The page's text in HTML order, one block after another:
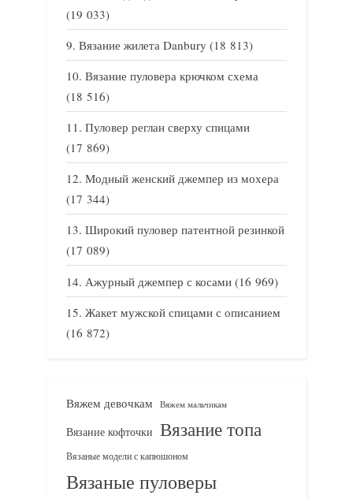
(19 033)
Вязание жилета Danbury (18 813)
Вязание пуловера крючком схема
(18 516)
Пуловер реглан сверху спицами
(17 869)
Модный женский джемпер из мохера
(17 344)
Широкий пуловер патентной резинкой
(17 089)
Ажурный джемпер с косами (16 969)
Жакет мужской спицами с описанием
(16 872)
Вяжем девочкам Вяжем мальчикам
Вязание кофточки Вязание топа
Вязаные модели с капюшоном
Вязаные пуловеры